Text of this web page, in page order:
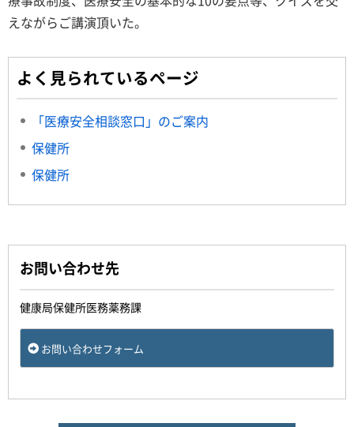
えながらご講演頂いた。
よく見られているページ
「医療安全相談窓口」のご案内
保健所
保健所
お問い合わせ先
健康局保健所医務薬務課
お問い合わせフォーム